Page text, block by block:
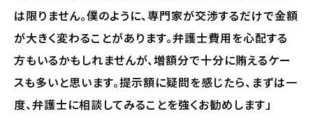
は限りません。僕のように、専門家が交渉するだけで金額
が大きく変わることがあります。弁護士費用を心配する
方もいるかもしれませんが、増額分で十分に賄えるケー
スも多いと思います。提示額に疑問を感じたら、まずは一
度、弁護士に相談してみることを強くお勧めします」